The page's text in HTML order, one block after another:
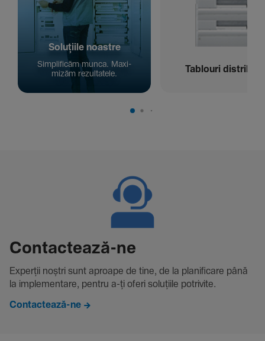
Solu­țiile noastre
Simpli­ficăm munca. Maxi­
mizăm rezul­ta­tele.
Tablouri
Contac­tează-ne
Experții noștri sunt aproape de tine, de la plani­fi­care până
la imple­men­tare, pentru a-ți oferi solu­țiile potri­vite.
Contactează-ne